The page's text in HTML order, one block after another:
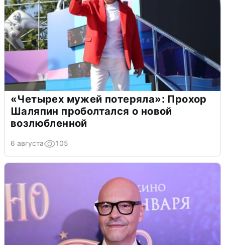
«Четырех мужей потеряла»: Прохор
Шаляпин проболтался о новой
возлюбленной
6 августа 105